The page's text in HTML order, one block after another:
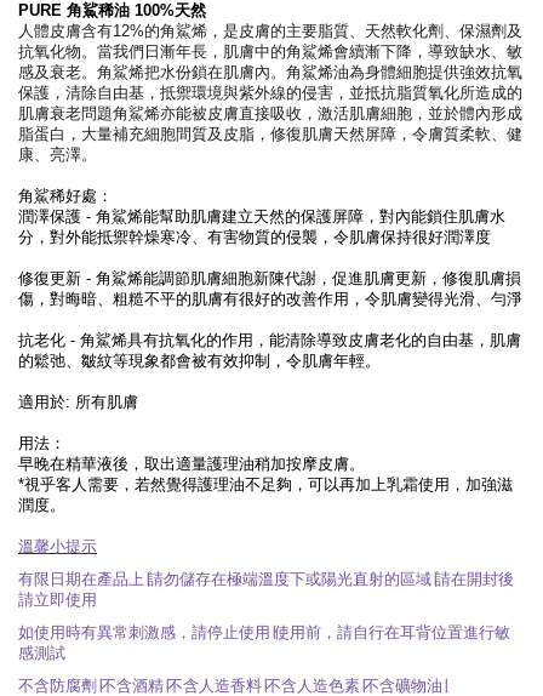
PURE 角鯊稀油 100%天然
人體皮膚含有12%的角鯊烯，是皮膚的主要脂質、天然軟化劑、保濕劑及
抗氧化物。當我們日漸年長，肌膚中的角鯊烯會續漸下降，導致缺水、敏
感及衰老。角鯊烯把水份鎖在肌膚內。角鯊烯油為身體細胞提供強效抗氧
保護，清除自由基，抵禦環境與紫外線的侵害，並抵抗脂質氧化所造成的
肌膚衰老問題角鯊烯亦能被皮膚直接吸收，激活肌膚細胞，並於體內形成
脂蛋白，大量補充細胞間質及皮脂，修復肌膚天然屏障，令膚質柔軟、健
康、亮澤。
角鯊稀好處：
潤澤保護 - 角鯊烯能幫助肌膚建立天然的保護屏障，對內能鎖住肌膚水
分，對外能抵禦幹燥寒冷、有害物質的侵襲，令肌膚保持很好潤澤度
修復更新 - 角鯊烯能調節肌膚細胞新陳代謝，促進肌膚更新，修復肌膚損
傷，對晦暗、粗糙不平的肌膚有很好的改善作用，令肌膚變得光滑、勻淨
抗老化 - 角鯊烯具有抗氧化的作用，能清除導致皮膚老化的自由基，肌膚
的鬆弛、皺紋等現象都會被有效抑制，令肌膚年輕。
適用於: 所有肌膚
用法：
早晚在精華液後，取出適量護理油稍加按摩皮膚。
*視乎客人需要，若然覺得護理油不足夠，可以再加上乳霜使用，加強滋
潤度。
溫馨小提示
有限日期在產品上∣請勿儲存在極端溫度下或陽光直射的區域∣請在開封後
請立即使用
如使用時有異常刺激感，請停止使用∣使用前，請自行在耳背位置進行敏
感測試
不含防腐劑∣不含酒精∣不含人造香料∣不含人造色素∣不含礦物油∣